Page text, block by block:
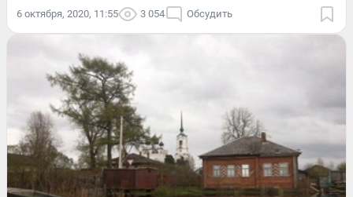
6 октября, 2020, 11:55 3 054 Обсудить